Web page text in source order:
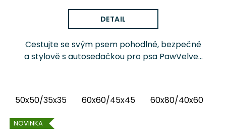
DETAIL
Cestujte se svým psem pohodlně, bezpečně
a stylově s autosedačkou pro psa PawVelvet
50x50/35x35
60x60/45x45 60x80/40x60
NOVINKA